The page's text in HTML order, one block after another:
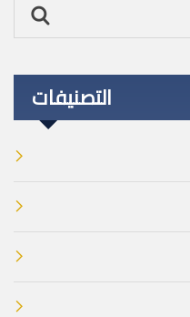
التصنيفات